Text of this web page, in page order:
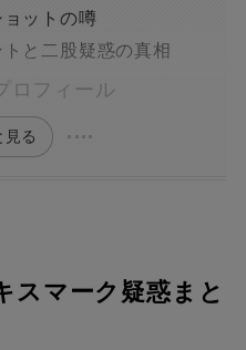
ットの噂
と二股疑惑の真相
ロフィール
見る
スマーク疑惑まと